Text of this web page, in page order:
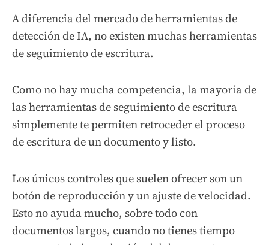
A diferencia del mercado de herramientas de
detección de IA, no existen muchas herramientas
de seguimiento de escritura.
Como no hay mucha competencia, la mayoría de
las herramientas de seguimiento de escritura
simplemente te permiten retroceder el proceso
de escritura de un documento y listo.
Los únicos controles que suelen ofrecer son un
botón de reproducción y un ajuste de velocidad.
Esto no ayuda mucho, sobre todo con
documentos largos, cuando no tienes tiempo